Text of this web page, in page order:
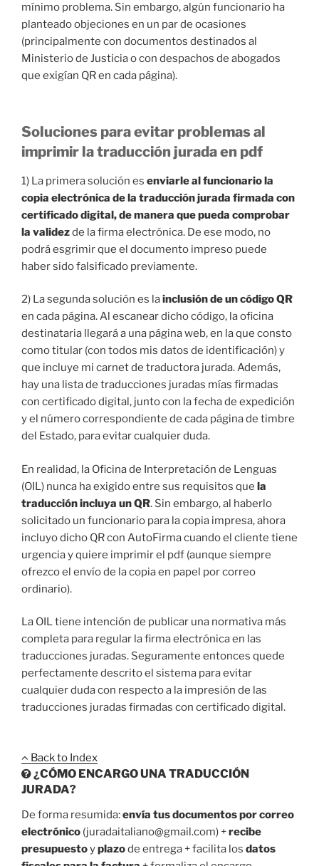
mínimo problema. Sin embargo, algún funcionario ha
planteado objeciones en un par de ocasiones
(principalmente con documentos destinados al
Ministerio de Justicia o con despachos de abogados
que exigían QR en cada página).
Soluciones para evitar problemas al
imprimir la traducción jurada en pdf
1) La primera solución es enviarle al funcionario la
copia electrónica de la traducción jurada firmada con
certificado digital, de manera que pueda comprobar
la validezde la firma electrónica. De ese modo, no
podrá esgrimir que el documento impreso puede
haber sido falsificado previamente.
2) La segunda solución es lainclusión de un código QR
en cada página. Al escanear dicho código, la oficina
destinataria llegará a una página web, en la que consto
como titular (con todos mis datos de identificación) y
que incluye mi carnet de traductora jurada. Además,
hay una lista de traducciones juradas mías firmadas
con certificado digital, junto con la fecha de expedición
y el número correspondiente de cada página de timbre
del Estado, para evitar cualquier duda.
En realidad, la Oficina de Interpretación de Lenguas
(OIL) nunca ha exigido entre sus requisitos que la
traducción incluya un QR. Sin embargo, al haberlo
solicitado un funcionario para la copia impresa, ahora
incluyo dicho QR con AutoFirma cuando el cliente tiene
urgencia y quiere imprimir el pdf (aunque siempre
ofrezco el envío de la copia en papel por correo
ordinario).
La OIL tiene intención de publicar una normativa más
completa para regular la firma electrónica en las
traducciones juradas. Seguramente entonces quede
perfectamente descrito el sistema para evitar
cualquier duda con respecto a la impresión de las
traducciones juradas firmadas con certificado digital.
Back to Index
¿CÓMO ENCARGO UNA TRADUCCIÓN
JURADA?
De forma resumida:envía tus documentos por correo
electrónico (juradaitaliano@gmail.com) +recibe
presupuestoyplazode entrega + facilita los datos